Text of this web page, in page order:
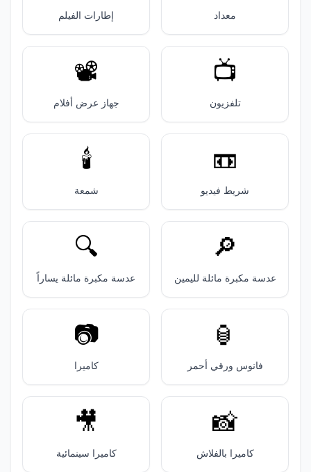
معداد إطارات الفيلم
📺️
تلفزيون
📽️
جهاز عرض أفلام
📼
شريط فيديو
🕯️
شمعة
🔎
عدسة مكبرة مائلة لليمين
🔍️
عدسة مكبرة مائلة يساراً
🏮
فانوس ورقي أحمر
📷️
كاميرا
📸
كاميرا بالفلاش
🎥
كاميرا سينمائية